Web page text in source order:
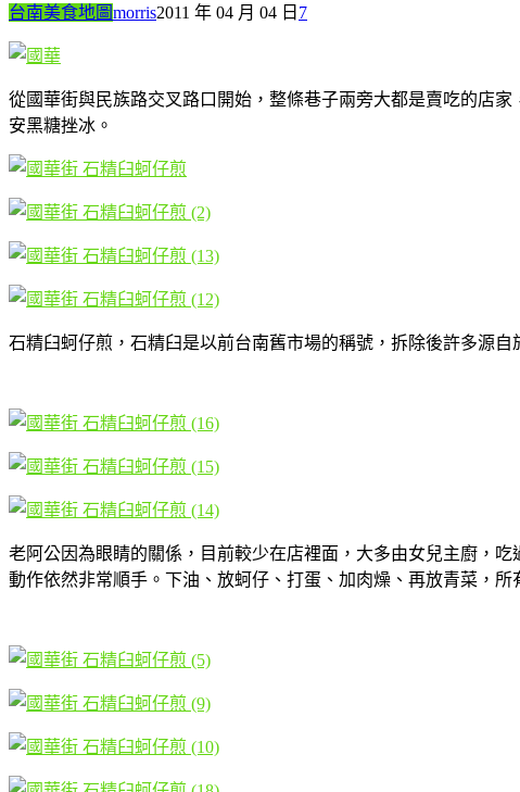
台南美食地圖morris2011 年 04 月 04 日 7
從國華街與民族路交叉路口開始，整條巷子兩旁大都是賣吃的店
安黑糖挫冰。
石精臼蚵仔煎，石精臼是以前台南舊市場的稱號，拆除後許多源
老阿公因為眼睛的關係，目前較少在店裡面，大多由女兒主廚，
動作依然非常順手。下油、放蚵仔、打蛋、加肉燥、再放青菜，